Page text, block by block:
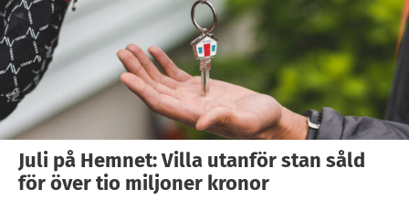
Juli på Hemnet: Villa utanför stan såld
för över tio miljoner kronor